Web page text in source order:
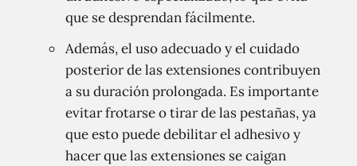
que se desprendan fácilmente.
Además, el uso adecuado y el cuidado
posterior de las extensiones contribuyen
a su duración prolongada. Es importante
evitar frotarse o tirar de las pestañas, ya
que esto puede debilitar el adhesivo y
hacer que las extensiones se caigan